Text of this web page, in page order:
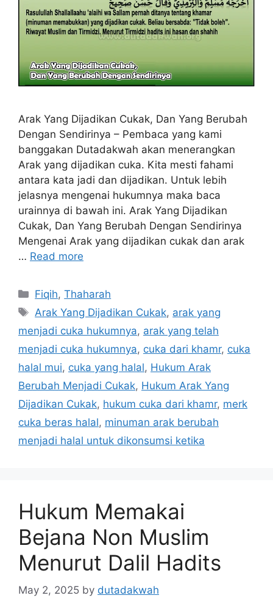
Arak Yang Dijadikan Cukak, Dan Yang Berubah
Dengan Sendirinya – Pembaca yang kami
banggakan Dutadakwah akan menerangkan
Arak yang dijadikan cuka. Kita mesti fahami
antara kata jadi dan dijadikan. Untuk lebih
jelasnya mengenai hukumnya maka baca
urainnya di bawah ini. Arak Yang Dijadikan
Cukak, Dan Yang Berubah Dengan Sendirinya
Mengenai Arak yang dijadikan cukak dan arak
… Read more
Categories
Fiqih,Thaharah
Tags
Arak Yang Dijadikan Cukak, arak yang
menjadi cuka hukumnya, arak yang telah
menjadi cuka hukumnya, cuka dari khamr, cuka
halal mui, cuka yang halal, Hukum Arak
Berubah Menjadi Cukak, Hukum Arak Yang
Dijadikan Cukak, hukum cuka dari khamr, merk
cuka beras halal, minuman arak berubah
menjadi halal untuk dikonsumsi ketika
Hukum Memakai
Bejana Non Muslim
Menurut Dalil Hadits
May 2, 2025 by dutadakwah